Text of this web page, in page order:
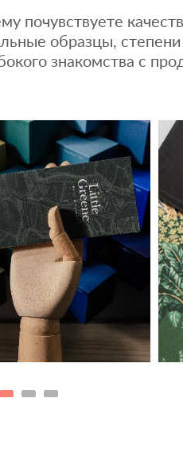
почувствуете
образцы,
знакомства с